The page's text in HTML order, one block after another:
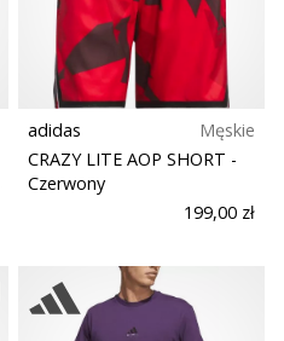
adidas
Męskie
CRAZY LITE AOP SHORT -
Czerwony
199,00 zł